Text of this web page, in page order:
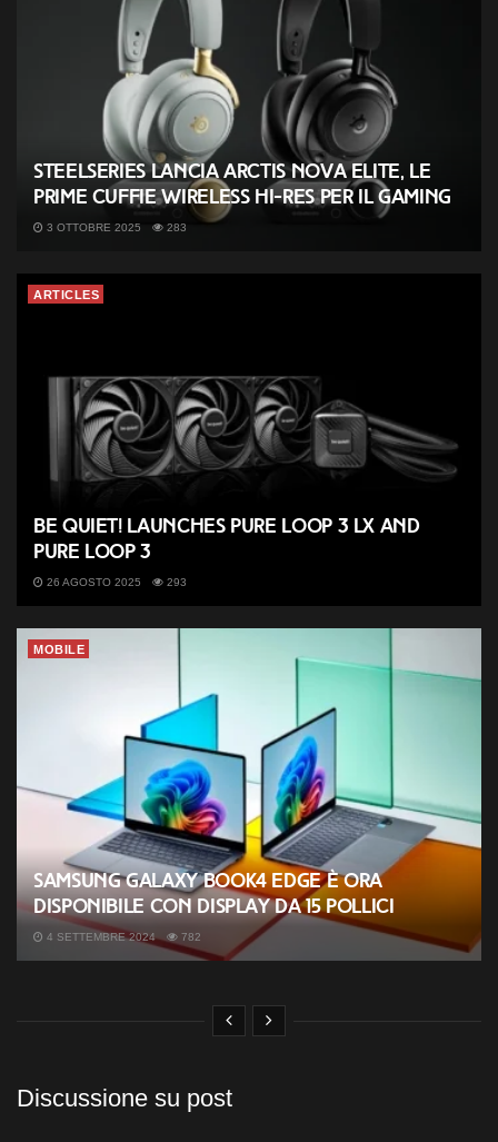
SteelSeries lancia Arctis Nova Elite, le
prime cuffie wireless Hi-Res per il gaming
3 OTTOBRE 2025 283
ARTICLES
be quiet! launches Pure Loop 3 LX and
Pure Loop 3
26 AGOSTO 2025 293
MOBILE
Samsung Galaxy Book4 Edge è ora
disponibile con display da 15 pollici
4 SETTEMBRE 2024 782
Discussione su post